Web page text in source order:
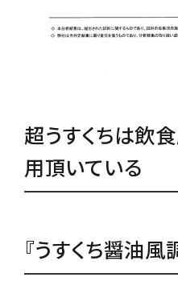
超うすくちは飲
用頂いている
『うすくち醤油風